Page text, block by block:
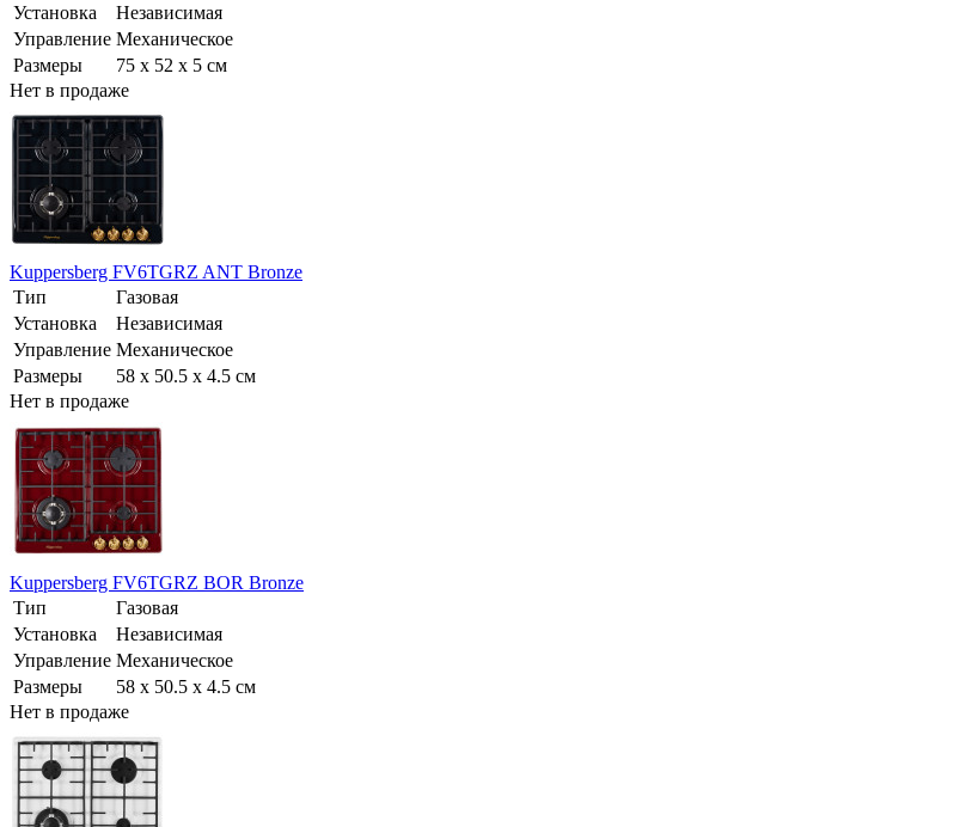
Установка
Независимая
Управление Механическое
Размеры
75 х 52 x 5 см
Нет в продаже
Kuppersberg FV6TGRZ ANT Bronze
Тип
Газовая
Установка
Независимая
Управление Механическое
Размеры
58 x 50.5 x 4.5 см
Нет в продаже
Kuppersberg FV6TGRZ BOR Bronze
Тип
Газовая
Установка
Независимая
Управление Механическое
Размеры
58 x 50.5 x 4.5 см
Нет в продаже